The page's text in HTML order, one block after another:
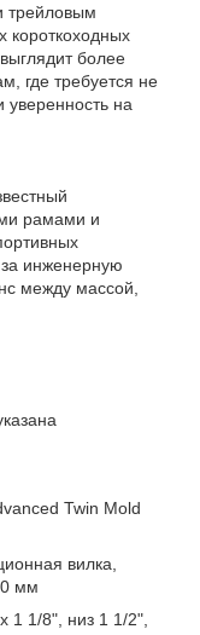
трейловым
короткоходных
более
где требуется не
на
рамами и
инженерную
между массой,
Twin Mold
вилка,
мм
1 1/8", низ 1 1/2",